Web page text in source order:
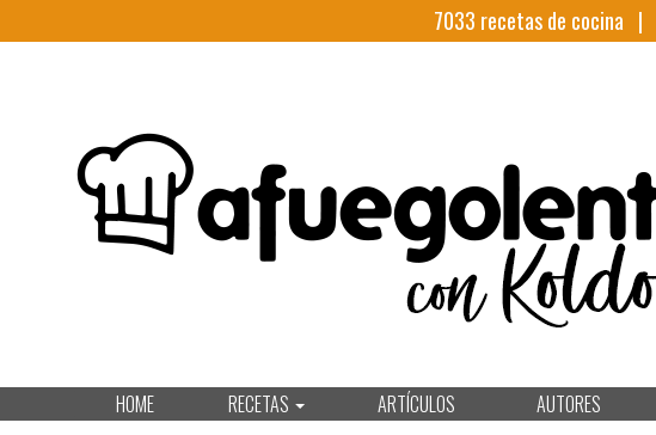
7033 recetas de cocina |
HOME RECETAS ARTÍCULOS AUTORES